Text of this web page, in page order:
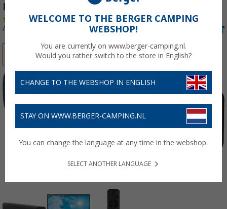
Bluetooth / USB / aansluiting
(45)
Artikelnr: 279160
-13%
WELCOME TO THE BERGER CAMPING
WEBSHOP!
You are currently on www.berger-camping.nl.
Would you rather switch to the store in English?
CHANGE TO THE WEBSHOP IN ENGLISH
STAY ON WWW.BERGER-CAMPING.NL
You can change the language at any time in the webshop.
SELECT ANOTHER LANGUAGE